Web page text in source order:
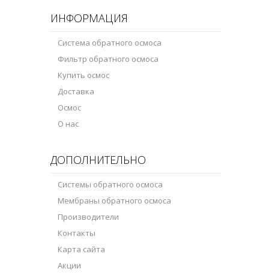
ИНФОРМАЦИЯ
Система обратного осмоса
Фильтр обратного осмоса
Купить осмос
Доставка
Осмос
О нас
ДОПОЛНИТЕЛЬНО
Системы обратного осмоса
Мембраны обратного осмоса
Производители
Контакты
Карта сайта
Акции